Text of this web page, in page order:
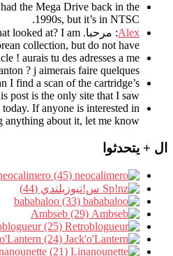
the Mega Drive back in the
1990s, but it’s in NTSC
.
Alex: مرحبا. looked at? I am
collection, but do not have..
! aurais tu des adresses a me
? j aimerais faire quelques..
I find a scan of the cartridge’s
post is the only site that I saw...
If anyone is interested in
anything about it, let me know.
ال + يتحدثوا
س!نيوزيلندي (44)